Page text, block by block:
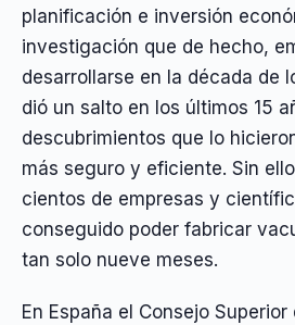
planificación e inversión
investigación que de hecho,
desarrollarse en la década de
dió un salto en los últimos 15
descubrimientos que lo
más seguro y eficiente. Sin
cientos de empresas y
conseguido poder fabricar
tan solo nueve meses.
En España el Consejo